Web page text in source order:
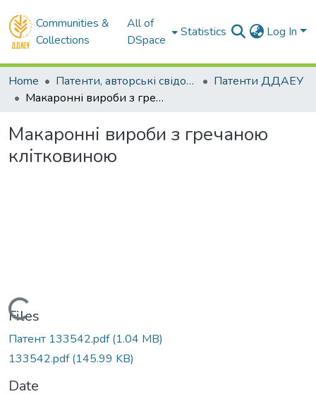
Communities &
Collections
All of
DSpace
Statistics Log In
Home Патенти, авторські свідоцтва
Патенти ДДАЕУ
Макаронні вироби з гречаною клітковиною
Макаронні вироби з гречаною
клітковиною
Loading...
Files
Патент 133542.pdf(1.04 MB)
133542.pdf(145.99 KB)
Date